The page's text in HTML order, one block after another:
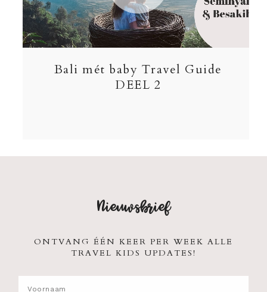
Bali mét baby Travel Guide
DEEL 2
Nieuwsbrief
ONTVANG ÉÉN KEER PER WEEK ALLE
TRAVEL KIDS UPDATES!